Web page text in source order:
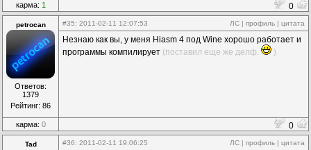
карма: 1 0
petrocan
Ответов:
1379
Рейтинг: 86
#35: 2011-02-11 12:07:53 ЛС | профиль | цитата
Незнаю как вы, у меня Hiasm 4 под Wine хорошо работает и
программы компилирует (поставил еще же делф. )
карма: 0 0
Tad #36: 2011-02-11 19:06:25 ЛС | профиль | цитата